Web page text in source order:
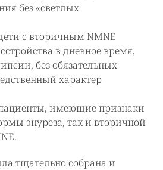
без «светлых
с вторичным NMNE
в дневное время,
без обязательных
характер
пациенты, имеющие признаки
энуреза, так и вторичной
тщательно собрана и